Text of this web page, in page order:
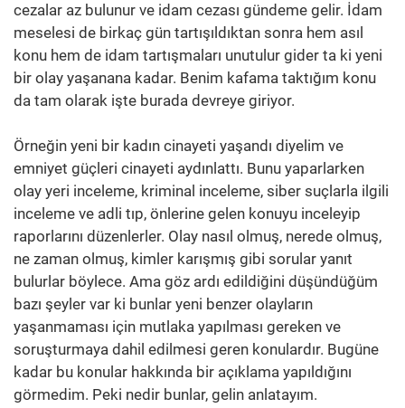
cezalar az bulunur ve idam cezası gündeme gelir. İdam
meselesi de birkaç gün tartışıldıktan sonra hem asıl
konu hem de idam tartışmaları unutulur gider ta ki yeni
bir olay yaşanana kadar. Benim kafama taktığım konu
da tam olarak işte burada devreye giriyor.
Örneğin yeni bir kadın cinayeti yaşandı diyelim ve
emniyet güçleri cinayeti aydınlattı. Bunu yaparlarken
olay yeri inceleme, kriminal inceleme, siber suçlarla ilgili
inceleme ve adli tıp, önlerine gelen konuyu inceleyip
raporlarını düzenlerler. Olay nasıl olmuş, nerede olmuş,
ne zaman olmuş, kimler karışmış gibi sorular yanıt
bulurlar böylece. Ama göz ardı edildiğini düşündüğüm
bazı şeyler var ki bunlar yeni benzer olayların
yaşanmaması için mutlaka yapılması gereken ve
soruşturmaya dahil edilmesi geren konulardır. Bugüne
kadar bu konular hakkında bir açıklama yapıldığını
görmedim. Peki nedir bunlar, gelin anlatayım.